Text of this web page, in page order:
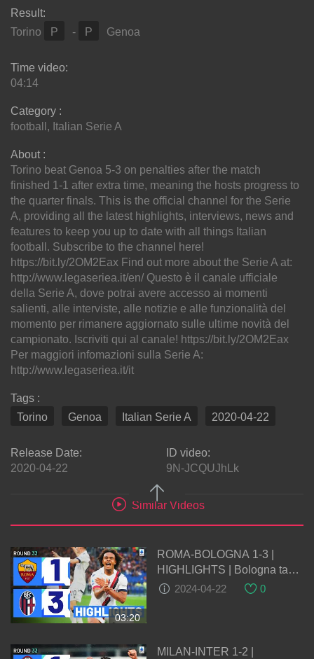
Result:
Torino
P - P Genoa
Time video:
04:14
Category :
football , Italian Serie A
About :
Torino beat Genoa 5-3 on penalties after the match
finished 1-1 after extra time, meaning the hosts progress to
the quarter finals. This is the official channel for the Serie
A, providing all the latest highlights, interviews, news and
features to keep you up to date with all things Italian
football. Subscribe to the channel here!
https://bit.ly/2OM2Eax Find out more about the Serie A at:
http://www.legaseriea.it/en/ Questo è il canale ufficiale
della Serie A, dove potrai avere accesso ai momenti
salienti, alle interviste, alle notizie e alle funzionalità del
momento per rimanere aggiornato sulle ultime novità del
campionato. Iscriviti qui al canale! https://bit.ly/2OM2Eax
Per maggiori infomazioni sulla Serie A:
http://www.legaseriea.it/it
Tags :
Torino
Genoa Italian Serie A 2020-04-22
Release Date:
2020-04-22
ID video:
9N-JCQUJhLk
Similar Videos
03:20
ROMA-BOLOGNA 1-3 |
HIGHLIGHTS | Bologna take
massive step towards top 4
2024-04-22 0
MILAN-INTER 1-2 |